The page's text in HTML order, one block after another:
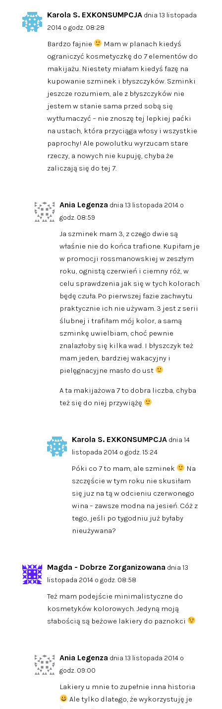
Karola S. EXKONSUMPCJA dnia 13 listopada
2014 o godz. 08:28
Bardzo fajnie
Mam w planach kiedyś
ograniczyć kosmetyczkę do 7 elementów do
makijażu. Niestety miałam kiedyś fazę na
kupowanie szminek i błyszczyków. Szminki
jeszcze rozumiem, ale z błyszczyków nie
jestem w stanie sama przed sobą się
wytłumaczyć – nie znoszę tej lepkiej paćki
na ustach, która przyciąga włosy i wszystkie
paprochy! Ale powolutku wyrzucam stare
rzeczy, a nowych nie kupuję, chyba że
zaliczają się do tej 7.
Ania Legenza dnia 13 listopada 2014 o
godz. 08:59
Ja szminek mam 3, z czego dwie są
właśnie nie do końca trafione. Kupiłam je
w promocji rossmanowskiej w zeszłym
roku, ognistą czerwień i ciemny róż, w
celu sprawdzenia jak się w tych kolorach
będę czuła. Po pierwszej fazie zachwytu
praktycznie ich nie używam. 3 jest z serii
ślubnej i trafiłam mój kolor, a samą
szminkę uwielbiam, choć pewnie
znalazłoby się kilka wad. I błyszczyk też
mam jeden, bardziej wakacyjny i
pielęgnacyjne masło do ust
A ta makijażowa 7 to dobra liczba, chyba
też się do niej przywiążę
Karola S. EXKONSUMPCJA dnia 14
listopada 2014 o godz. 15:24
Póki co 7 to mam, ale szminek
Na
szczęście w tym roku nie skusiłam
się juz na tą w odcieniu czerwonego
wina – zawsze modna na jesień. Cóż z
tego, jeśli po tygodniu już byłaby
nieużywana?
Magda - Dobrze Zorganizowana dnia 13
listopada 2014 o godz. 08:58
Też mam podejście minimalistyczne do
kosmetyków kolorowych. Jedyną moją
słabością są beżowe lakiery do paznokci
Ania Legenza dnia 13 listopada 2014 o
godz. 09:00
Lakiery u mnie to zupełnie inna historia
Ale tylko dlatego, że wykorzystuję je